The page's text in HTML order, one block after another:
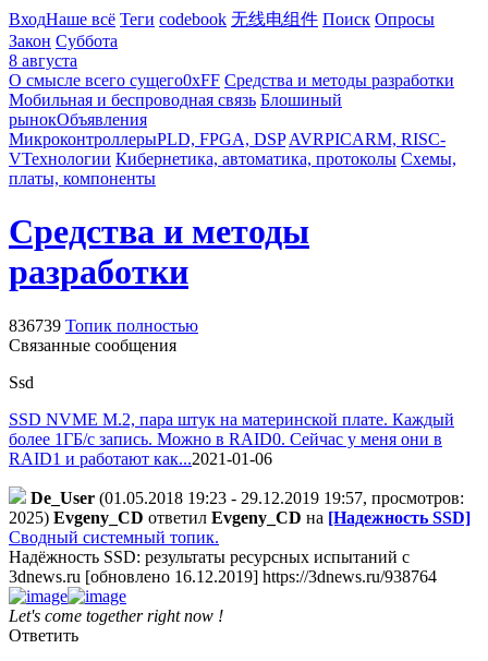
ВходНаше всё Теги codebook 无线电组件 Поиск Опросы
Закон Суббота
8 августа
О смысле всего сущего0xFF Средства и методы разработки
Мобильная и беспроводная связь Блошиный
рынокОбъявления
МикроконтроллерыPLD, FPGA, DSP AVRPICARM, RISC-
VТехнологии Кибернетика, автоматика, протоколы Схемы,
платы, компоненты
Средства и методы
разработки
836739 Топик полностью
Связанные сообщения
Ssd
SSD NVME M.2, пара штук на материнской плате. Каждый
более 1ГБ/с запись. Можно в RAID0. Сейчас у меня они в
RAID1 и работают как...2021-01-06
De_User (01.05.2018 19:23 - 29.12.2019 19:57, просмотров:
2025) Evgeny_CD ответил Evgeny_CD на [Надежность SSD]
Сводный системный топик.
Надёжность SSD: результаты ресурсных испытаний c
3dnews.ru [обновлено 16.12.2019] https://3dnews.ru/938764
Let's come together right now !
Ответить